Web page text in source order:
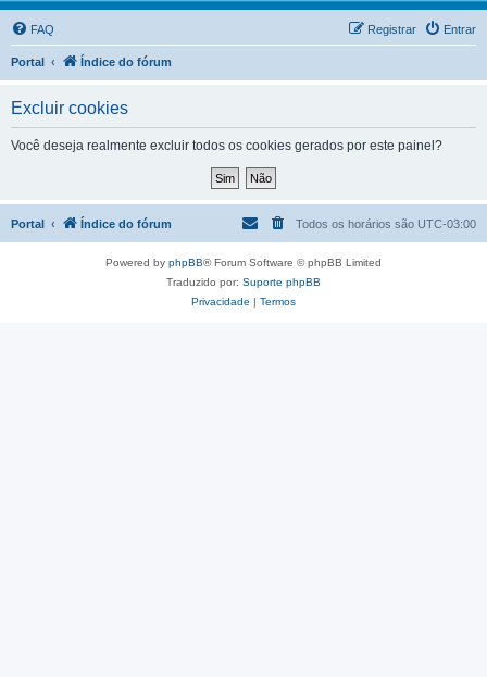
FAQ Entrar
Registrar
Portal Índice do fórum
Excluir cookies
Você deseja realmente excluir todos os cookies gerados por este painel?
Portal Índice do fórum Todos os horários são UTC-03:00
Powered by phpBB® Forum Software © phpBB Limited
Traduzido por: Suporte phpBB
Privacidade | Termos